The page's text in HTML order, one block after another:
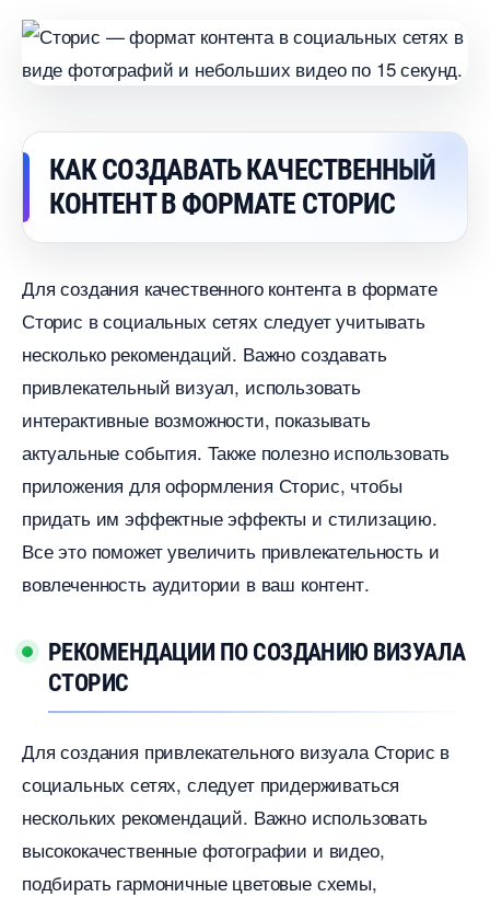
КАК СОЗДАВАТЬ КАЧЕСТВЕННЫЙ
КОНТЕНТ В ФОРМАТЕ СТОРИС
Для создания качественного контента в формате
Сторис в социальных сетях следует учитывать
несколько рекомендаций.​ Важно создавать
привлекательный визуал, использовать
интерактивные возможности, показывать
актуальные события.​ Также полезно использовать
приложения для оформления Сторис, чтобы
придать им эффектные эффекты и стилизацию.
се это поможет увеличить привлекательность и
овлеченность аудитории в ваш контент.​
РЕКОМЕНДАЦИИ ПО СОЗДАНИЮ ВИЗУАЛА
СТОРИС
Для создания привлекательного визуала Сторис
социальных сетях, следует придерживаться
нескольких рекомендаций.​ Важно использовать
ысококачественные фотографии и видео,
подбирать гармоничные цветовые схемы,